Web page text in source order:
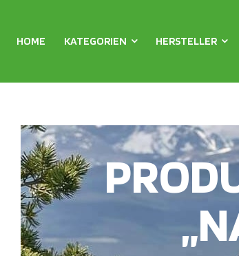
HOME KATEGORIEN HERSTELLER